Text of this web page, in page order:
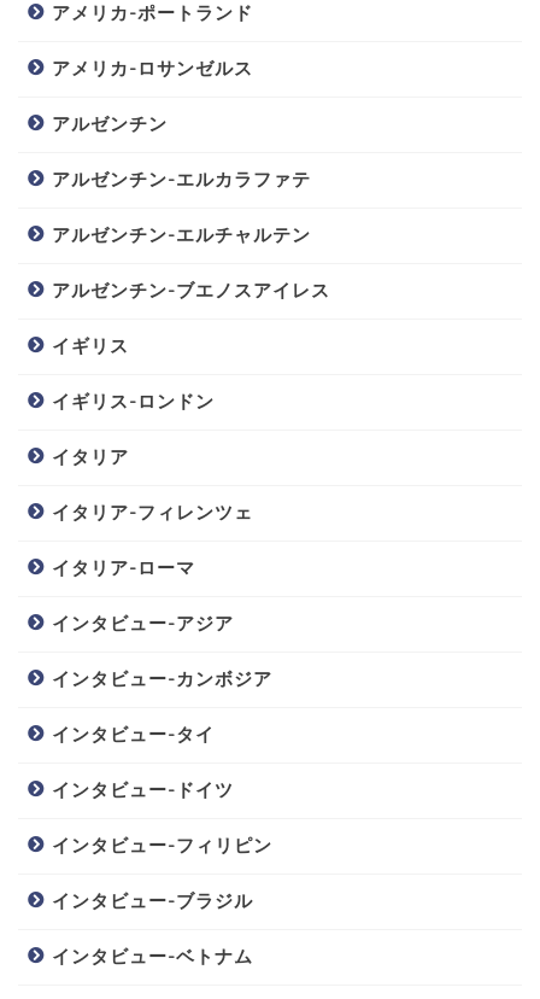
アメリカ-ポートランド
アメリカ-ロサンゼルス
アルゼンチン
アルゼンチン-エルカラファテ
アルゼンチン-エルチャルテン
アルゼンチン-ブエノスアイレス
イギリス
イギリス-ロンドン
イタリア
イタリア-フィレンツェ
イタリア-ローマ
インタビュー-アジア
インタビュー-カンボジア
インタビュー-タイ
インタビュー-ドイツ
インタビュー-フィリピン
インタビュー-ブラジル
インタビュー-ベトナム